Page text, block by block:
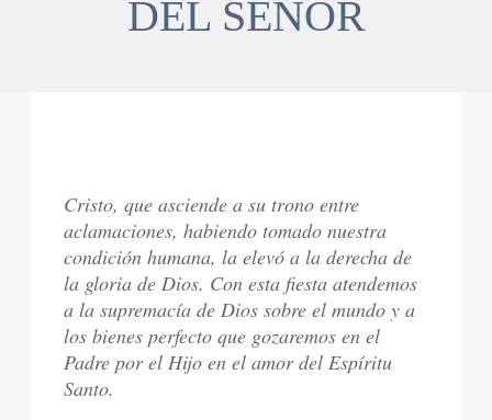
DEL SEÑOR
Cristo, que asciende a su trono entre
aclamaciones, habiendo tomado nuestra
condición humana, la elevó a la derecha de
la gloria de Dios. Con esta fiesta atendemos
a la supremacía de Dios sobre el mundo y a
los bienes perfecto que gozaremos en el
Padre por el Hijo en el amor del Espíritu
Santo.